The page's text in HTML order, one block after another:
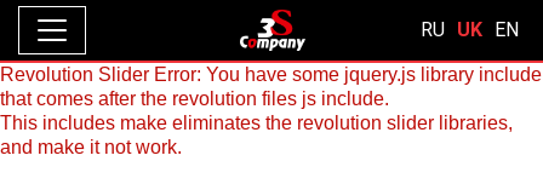
RU UK EN
Revolution Slider Error: You have some jquery.js library include
that comes after the revolution files js include.
This includes make eliminates the revolution slider libraries,
and make it not work.